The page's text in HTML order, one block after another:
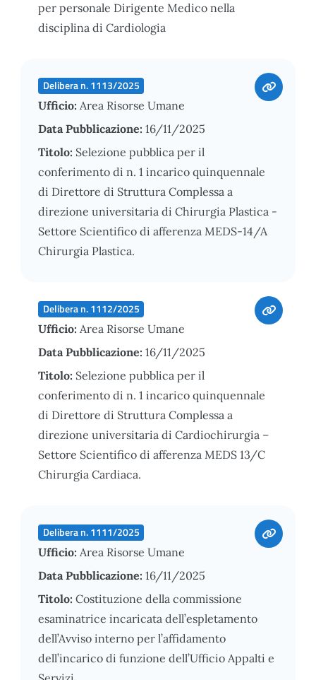
per personale Dirigente Medico nella
disciplina di Cardiologia
Delibera n. 1113/2025
Ufficio: Area Risorse Umane
Data Pubblicazione: 16/11/2025
Titolo: Selezione pubblica per il
conferimento di n. 1 incarico quinquennale
di Direttore di Struttura Complessa a
direzione universitaria di Chirurgia Plastica -
Settore Scientifico di afferenza MEDS-14/A
Chirurgia Plastica.
Delibera n. 1112/2025
Ufficio: Area Risorse Umane
Data Pubblicazione: 16/11/2025
Titolo: Selezione pubblica per il
conferimento di n. 1 incarico quinquennale
di Direttore di Struttura Complessa a
direzione universitaria di Cardiochirurgia –
Settore Scientifico di afferenza MEDS 13/C
Chirurgia Cardiaca.
Delibera n. 1111/2025
Ufficio: Area Risorse Umane
Data Pubblicazione: 16/11/2025
Titolo: Costituzione della commissione
esaminatrice incaricata dell’espletamento
dell’Avviso interno per l’affidamento
dell’incarico di funzione dell’Ufficio Appalti e